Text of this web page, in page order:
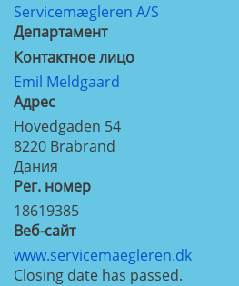
Servicemægleren A/S
Департамент
Контактное лицо
Emil Meldgaard
Aдрес
Hovedgaden 54
8220 Brabrand
Дания
Рег. номер
18619385
Веб-сайт
www.servicemaegleren.dk
Closing date has passed.